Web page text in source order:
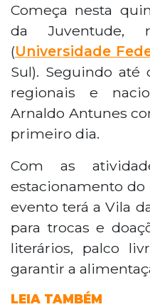
Começa nesta
da Juventude,
(Universidade
Sul). Seguindo
regionais e
Arnaldo Antunes
primeiro dia.
Com as
estacionamento do
evento terá a Vila
para trocas e
literários, palco
garantir a
LEIA TAMBÉM